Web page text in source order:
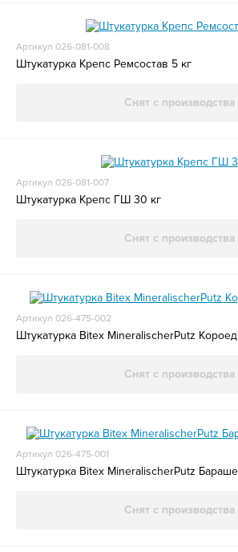
Артикул 026-081-008
Штукатурка Крепс Ремсостав 5 кг
Снят с производства
Артикул 026-081-007
Штукатурка Крепс ГШ 30 кг
Снят с производства
Артикул 026-475-002
Штукатурка Bitex MineralischerPutz
Снят с производства
Артикул 026-475-001
Штукатурка Bitex MineralischerPutz
Снят с производства